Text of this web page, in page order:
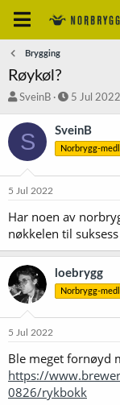
Brygging
Røykøl?
T
å
d
t
e
r
SveinB
S
a
r
t
o
5 Jul 2022
S SveinB
Norbrygg-
5 Jul 2022
Har noen av
nøkkelen til
loebrygg
Norbrygg-
5 Jul 2022
Ble meget fornøyd
https://
0826/rykbokk